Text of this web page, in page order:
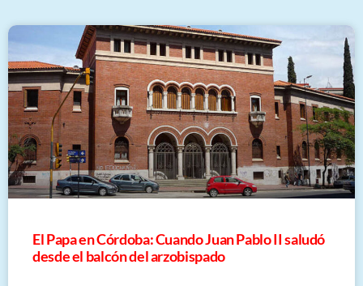
El Papa en Córdoba: Cuando Juan Pablo II saludó
desde el balcón del arzobispado